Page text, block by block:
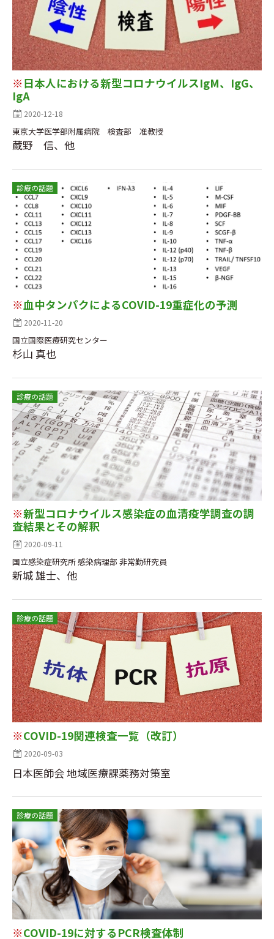
※ 日本人における新型コロナウイルスIgM、IgG、
IgA
2020-12-18
東京大学医学部附属病院 検査部 准教授
蔵野 信、他
診療の話題
※血中タンパクによるCOVID-19重症化の予測
2020-11-20
国立国際医療研究センター
杉山 真也
診療の話題
※新型コロナウイルス感染症の血清疫学調査の調
査結果とその解釈
2020-09-11
国立感染症研究所 感染病理部 非常勤研究員
新城 雄士、他
診療の話題
※COVID-19関連検査一覧（改訂）
2020-09-03
日本医師会 地域医療課薬務対策室
診療の話題
※COVID-19に対するPCR検査体制